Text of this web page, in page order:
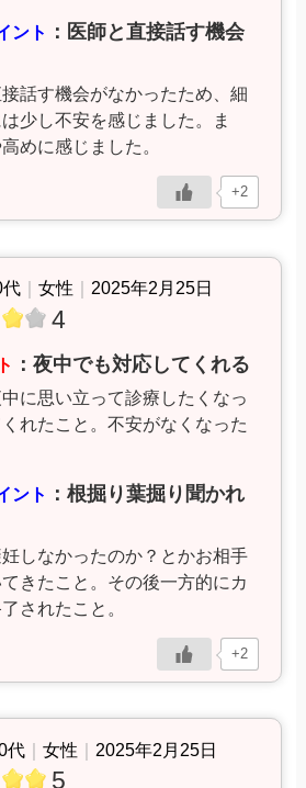
ント
：医師と直接話す機会
話す機会がなかったため、細
少し不安を感じました。ま
めに感じました。
+2
代 ｜女性 2025年2月25日
4
：夜中でも対応してくれる
に思い立って診療したくなっ
れたこと。不安がなくなった
ント
：根掘り葉掘り聞かれ
しなかったのか？とかお相手
きたこと。その後一方的にカ
されたこと。
+2
代 ｜女性 ｜ 2025年2月25日
5